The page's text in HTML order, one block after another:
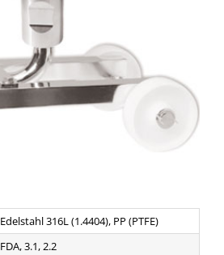
Edelstahl 316L (1.4404), PP (PTFE)
FDA, 3.1, 2.2